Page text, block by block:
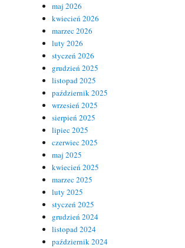
maj 2026
kwiecień 2026
marzec 2026
luty 2026
styczeń 2026
grudzień 2025
listopad 2025
październik 2025
wrzesień 2025
sierpień 2025
lipiec 2025
czerwiec 2025
maj 2025
kwiecień 2025
marzec 2025
luty 2025
styczeń 2025
grudzień 2024
listopad 2024
październik 2024